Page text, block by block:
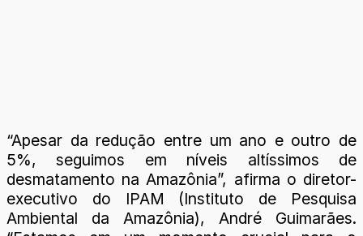
“Apesar da redução entre um ano e outro de
5%, seguimos em níveis altíssimos de
desmatamento na Amazônia”, afirma o diretor-
executivo do IPAM (Instituto de Pesquisa
Ambiental da Amazônia), André Guimarães.